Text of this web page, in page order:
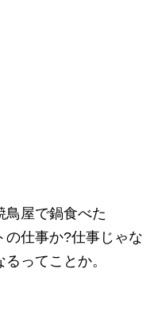
鳥屋で鍋食べた
の仕事か?仕事じゃな
ってことか。